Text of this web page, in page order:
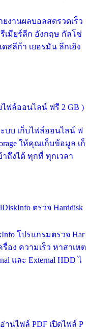
ยงานผลบอลสดรวดเร็ว
เมียร์ลีก อังกฤษ กัลโช่
สลีก้า เยอรมัน ลีกเอิง
ไฟล์ออนไลน์ ฟรี 2 GB )
บบ เก็บไฟล์ออนไลน์ ฟ
ให้คุณเก็บข้อมูล เก็
ถึงได้ ทุกที่ ทุกเวลา
ตรวจ Harddisk
โปรแกรมตรวจ Har
อง ความเร็ว หาสาเหต
และ External HDD ไ
านไฟล์ PDF เปิดไฟล์ P